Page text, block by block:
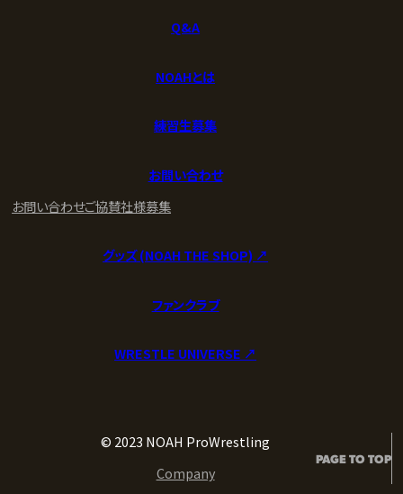
Q&A
NOAHとは
練習生募集
お問い合わせ
お問い合わせご協賛社様募集
グッズ (NOAH THE SHOP) ↗︎
ファンクラブ
WRESTLE UNIVERSE ↗︎
© 2023 NOAH ProWrestling
Company
PAGE TO TOP